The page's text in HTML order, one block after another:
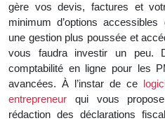
gère vos devis, factures et
minimum d’options
une gestion plus poussée et
vous faudra investir un peu.
comptabilité en ligne pour les
avancées. À l’instar de ce
entrepreneur qui vous
rédaction des déclarations